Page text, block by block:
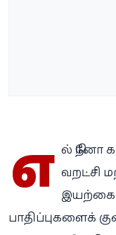
எ ல் நினோ
வறட்சி
இயற்கை
பாதிப்புகளைக்